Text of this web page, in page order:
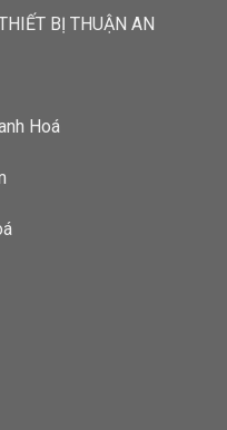
BỊ THUẬN AN
Hoá